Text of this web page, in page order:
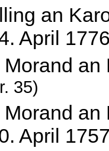
an
April
35)
April